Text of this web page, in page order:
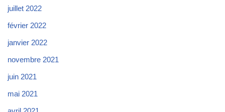
juillet 2022
février 2022
janvier 2022
novembre 2021
juin 2021
mai 2021